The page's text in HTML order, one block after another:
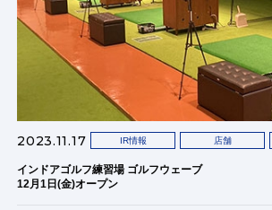
2023.11.17 IR情報 店舗
インドアゴルフ練習場 ゴルフウェーブ
12月1日(金)オープン